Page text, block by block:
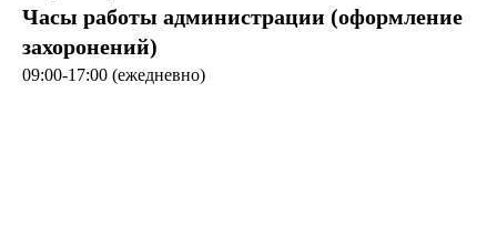
Часы работы администрации (оформление
захоронений)
09:00-17:00 (ежедневно)